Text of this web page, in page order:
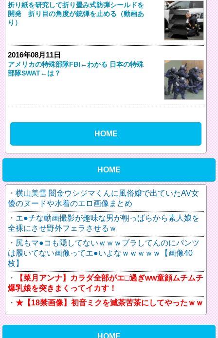
折り紙を研究して折り畳み式防弾シールドを
開発 折り目の角度が銃弾を止める（動画あ
り）
2016年08月11日
アメリカの特殊部隊FBI←わかる 日本の特殊
部隊SWAT←は？
HOME
HOME
横山美雪 闇金ウシジマくんに風俗嬢で出ていたAV女
優のヌードや水着のエロ画像まとめ
エ●チな動画撮影が趣味な男が朝っぱらから素人娘を
全裸にさせ野外フェラさせるｗ
尻もマ●コも隠してないｗｗｗブラしてんのにパンツ
は履いてない画像ってエ●いよなｗｗｗｗｗ【画像40
枚】
【菜月アンナ】カラダ全部がエ□過ぎww童顔ムチムチ
爆乳娘を突きまくってイカす！
★【18禁画像】初音ミクを滅茶苦茶にしてやったｗｗ
HOME